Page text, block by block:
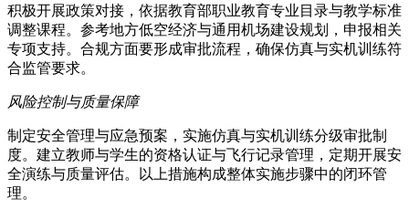
积极开展政策对接，依据教育部职业教育专业目录与教学标准
调整课程。参考地方低空经济与通用机场建设规划，申报相关
专项支持。合规方面要形成审批流程，确保仿真与实机训练符
合监管要求。
风险控制与质量保障
制定安全管理与应急预案，实施仿真与实机训练分级审批制
度。建立教师与学生的资格认证与飞行记录管理，定期开展安
全演练与质量评估。以上措施构成整体实施步骤中的闭环管
理。